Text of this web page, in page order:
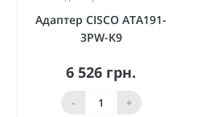
Адаптер CISCO ATA191-
3PW-K9
6 526 грн.
- +